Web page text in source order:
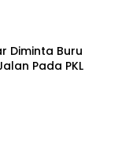
Diminta Buru
Pada PKL